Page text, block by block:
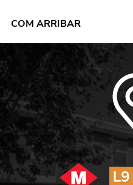
COM ARRIBAR